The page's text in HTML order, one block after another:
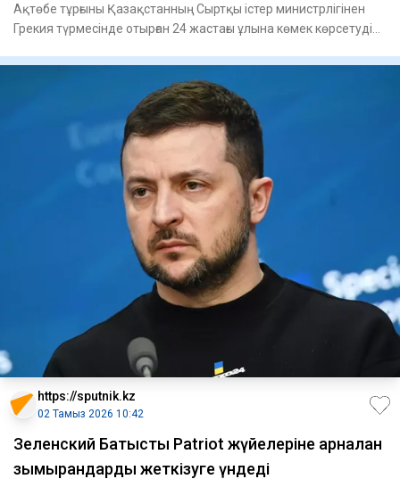
Ақтөбе тұрғыны Қазақстанның Сыртқы істер министрлігінен
Грекия түрмесінде отырған 24 жастағы ұлына көмек көрсетуді
https://sputnik.kz
02 Тамыз 2026 10:42
Зеленский Батысты Patriot жүйелеріне арналған
зымырандарды жеткізуге үндеді